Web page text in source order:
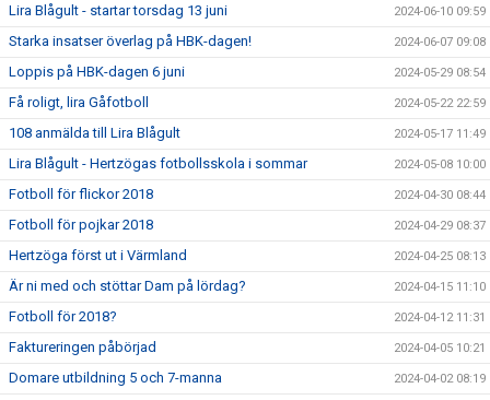
Lira Blågult - startar torsdag 13 juni 2024-06-10 09:59
Starka insatser överlag på HBK-dagen! 2024-06-07 09:08
Loppis på HBK-dagen 6 juni 2024-05-29 08:54
Få roligt, lira Gåfotboll 2024-05-22 22:59
108 anmälda till Lira Blågult 2024-05-17 11:49
Lira Blågult - Hertzögas fotbollsskola i sommar 2024-05-08 10:00
Fotboll för flickor 2018 2024-04-30 08:44
Fotboll för pojkar 2018 2024-04-29 08:37
Hertzöga först ut i Värmland 2024-04-25 08:13
Är ni med och stöttar Dam på lördag? 2024-04-15 11:10
Fotboll för 2018? 2024-04-12 11:31
Faktureringen påbörjad 2024-04-05 10:21
Domare utbildning 5 och 7-manna 2024-04-02 08:19